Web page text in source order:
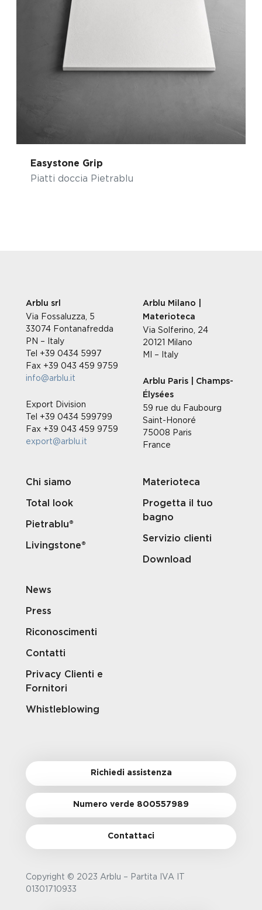
Easystone Grip
Piatti doccia Pietrablu
Arblu srl
Via Fossaluzza, 5
33074 Fontanafredda
PN – Italy
Tel +39 0434 5997
Fax +39 043 459 9759
info@arblu.it
Export Division
Tel +39 0434 599799
Fax +39 043 459 9759
export@arblu.it
Arblu Milano |
Materioteca
Via Solferino, 24
20121 Milano
MI – Italy
Arblu Paris | Champs-
Élysées
59 rue du Faubourg
Saint-Honoré
75008 Paris
France
Chi siamo
Total look
Pietrablu®
Livingstone®
Materioteca
Progetta il tuo
bagno
Servizio clienti
Download
News
Press
Riconoscimenti
Contatti
Privacy Clienti e
Fornitori
Whistleblowing
Richiedi assistenza
Numero verde 800557989
Contattaci
Copyright © 2023 Arblu – Partita IVA IT
01301710933